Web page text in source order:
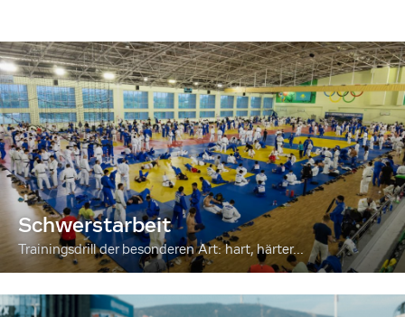
Schwerstarbeit
Trainingsdrill der besonderen Art: hart, härter...